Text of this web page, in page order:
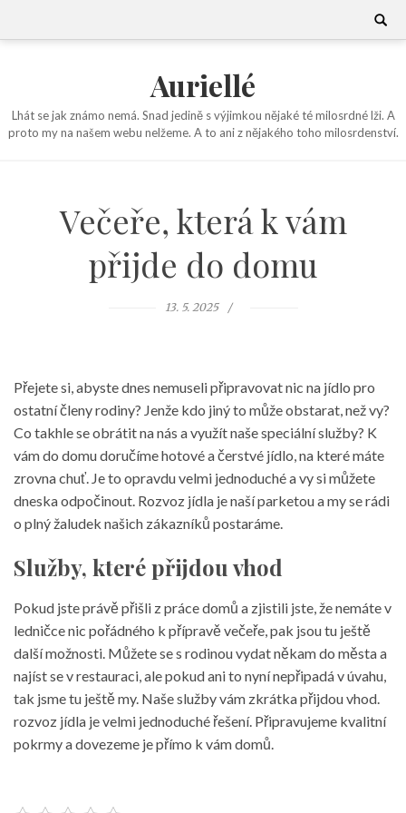
Search
Auriellé
Lhát se jak známo nemá. Snad jedině s výjimkou nějaké té milosrdné lži. A
proto my na našem webu nelžeme. A to ani z nějakého toho milosrdenství.
Večeře, která k vám
přijde do domu
13. 5. 2025
Přejete si, abyste dnes nemuseli připravovat nic na jídlo pro
ostatní členy rodiny? Jenže kdo jiný to může obstarat, než vy?
Co takhle se obrátit na nás a využít naše speciální služby? K
vám do domu doručíme hotové a čerstvé jídlo, na které máte
zrovna chuť. Je to opravdu velmi jednoduché a vy si můžete
dneska odpočinout. Rozvoz jídla je naší parketou a my se rádi
o plný žaludek našich zákazníků postaráme.
Služby, které přijdou vhod
Pokud jste právě přišli z práce domů a zjistili jste, že nemáte v
ledničce nic pořádného k přípravě večeře, pak jsou tu ještě
další možnosti. Můžete se s rodinou vydat někam do města a
najíst se v restauraci, ale pokud ani to nyní nepřipadá v úvahu,
tak jsme tu ještě my. Naše služby vám zkrátka přijdou vhod.
rozvoz jídla je velmi jednoduché řešení. Připravujeme kvalitní
pokrmy a dovezeme je přímo k vám domů.